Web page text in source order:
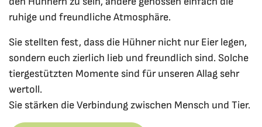
ruhige und freundliche Atmosphäre.
Sie stellten fest, dass die Hühner nicht nur Eier legen,
sondern euch zierlich lieb und freundlich sind. Solche
tiergestützten Momente sind für unseren Allag sehr
wertoll.
Sie stärken die Verbindung zwischen Mensch und Tier.